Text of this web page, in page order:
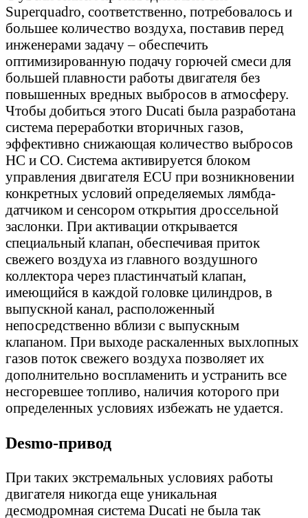
Superquadro, соответственно, потребовалось и
большее количество воздуха, поставив перед
инженерами задачу – обеспечить
оптимизированную подачу горючей смеси для
большей плавности работы двигателя без
повышенных вредных выбросов в атмосферу.
Чтобы добиться этого Ducati была разработана
система переработки вторичных газов,
эффективно снижающая количество выбросов
HC и CO. Система активируется блоком
управления двигателя ECU при возникновении
конкретных условий определяемых лямбда-
датчиком и сенсором открытия дроссельной
заслонки. При активации открывается
специальный клапан, обеспечивая приток
свежего воздуха из главного воздушного
коллектора через пластинчатый клапан,
имеющийся в каждой головке цилиндров, в
выпускной канал, расположенный
непосредственно вблизи с выпускным
клапаном. При выходе раскаленных выхлопных
газов поток свежего воздуха позволяет их
дополнительно воспламенить и устранить все
несгоревшее топливо, наличия которого при
определенных условиях избежать не удается.
Desmo-привод
При таких экстремальных условиях работы
двигателя никогда еще уникальная
десмодромная система Ducati не была так